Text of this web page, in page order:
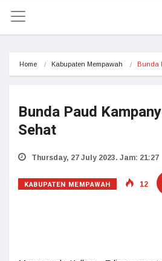
Home Kabupaten Mempawah Bunda
Bunda Paud
Sehat
Thursday, 27 July 2023. Jam: 21:27
KABUPATEN MEMPAWAH 12